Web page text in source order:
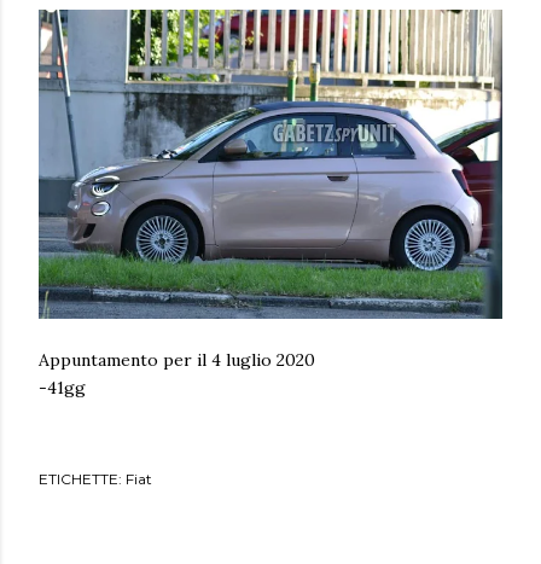
Appuntamento per il 4 luglio 2020
-41gg
ETICHETTE: Fiat